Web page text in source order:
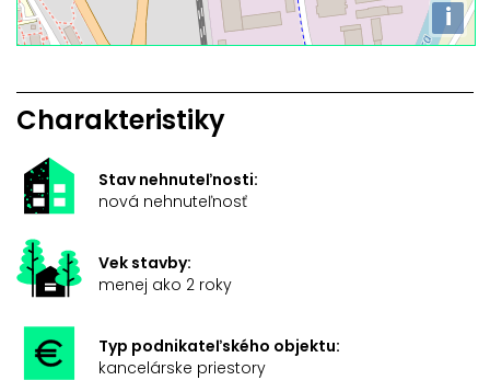
i
Charakteristiky
Stav nehnuteľnosti:
nová nehnuteľnosť
Vek stavby:
menej ako 2 roky
Typ podnikateľského objektu:
kancelárske priestory